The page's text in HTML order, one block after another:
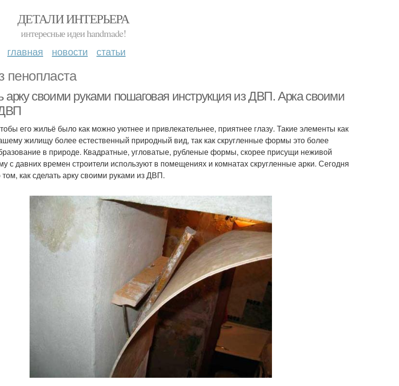
ДЕТАЛИ ИНТЕРЬЕРА
интересные идеи handmade!
главная новости статьи
пенопласта
арку своими руками пошаговая инструкция из ДВП. Арка своими
его жильё было как можно уютнее и привлекательнее, приятнее глазу. Такие элементы как
жилищу более естественный природный вид, так как скругленные формы это более
в природе. Квадратные, угловатые, рубленые формы, скорее присущи неживой
с давних времен строители используют в помещениях и комнатах скругленные арки. Сегодня
как сделать арку своими руками из ДВП.